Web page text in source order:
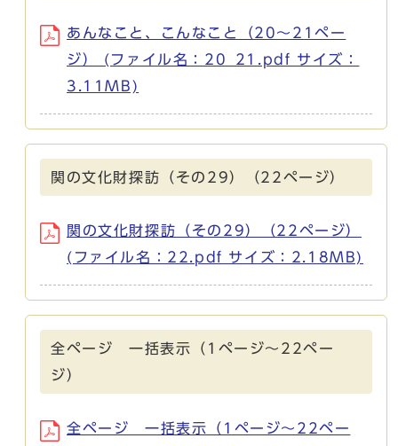
あんなこと、こんなこと（20～21ペー
ジ） (ファイル名：20_21.pdf サイズ：
3.11MB)
関の文化財探訪（その29）（22ページ）
関の文化財探訪（その29）（22ページ）
(ファイル名：22.pdf サイズ：2.18MB)
全ページ 一括表示（1ページ～22ペー
ジ）
全ページ 一括表示（1ページ～22ペー